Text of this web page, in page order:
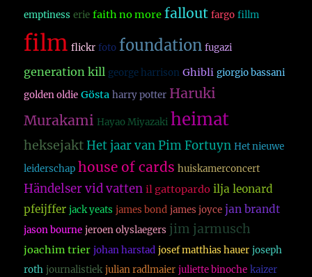
emptiness erie faith no more fallout fargo fillm
film flickr foto foundation fugazi
generation kill george harrison Ghibli giorgio bassani
golden oldie Gösta harry potter Haruki
Murakami Hayao Miyazaki heimat
heksejakt Het jaar van Pim Fortuyn Het nieuwe
leiderschap house of cards huiskamerconcert
Händelser vid vatten il gattopardo ilja leonard
pfeijffer jack yeats james bond james joyce jan brandt
jason bourne jeroen olyslaegers jim jarmusch
joachim trier johan harstad josef matthias hauer joseph
roth journalistiek julian radlmaier juliette binoche kaizer